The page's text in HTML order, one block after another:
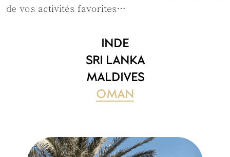
de vos activités favorites…
INDE
SRI LANKA
MALDIVES
OMAN